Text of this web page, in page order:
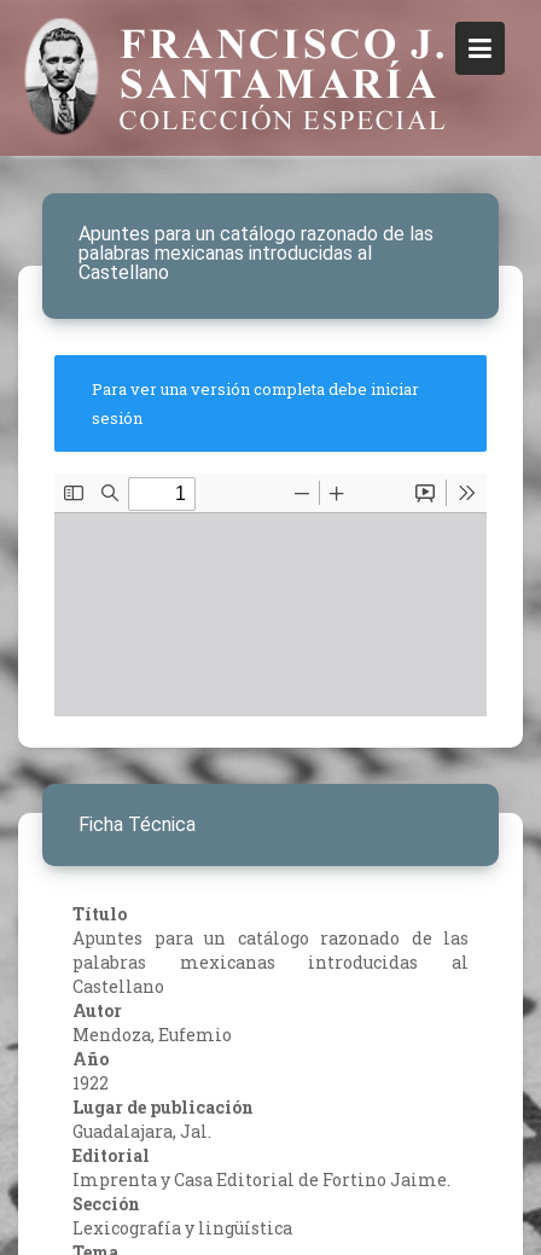
Apuntes para un catálogo razonado de las
palabras mexicanas introducidas al
Castellano
Para ver una versión completa debe iniciar
sesión
Ficha Técnica
Título
Apuntes para un catálogo razonado de las
palabras mexicanas introducidas al
Castellano
Autor
Mendoza, Eufemio
Año
1922
Lugar de publicación
Guadalajara, Jal.
Editorial
Imprenta y Casa Editorial de Fortino Jaime.
Sección
Lexicografía y lingüística